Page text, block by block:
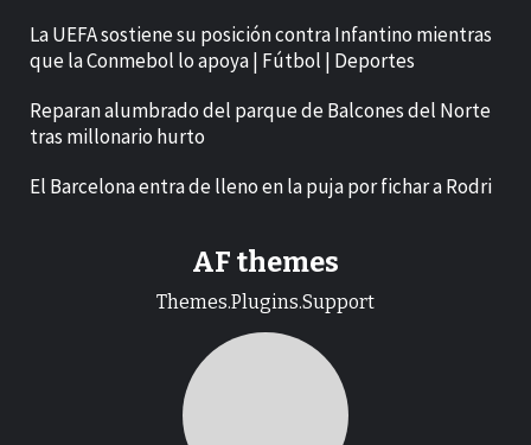
La UEFA sostiene su posición contra Infantino mientras
que la Conmebol lo apoya | Fútbol | Deportes
Reparan alumbrado del parque de Balcones del Norte
tras millonario hurto
El Barcelona entra de lleno en la puja por fichar a Rodri
AF themes
Themes.Plugins.Support